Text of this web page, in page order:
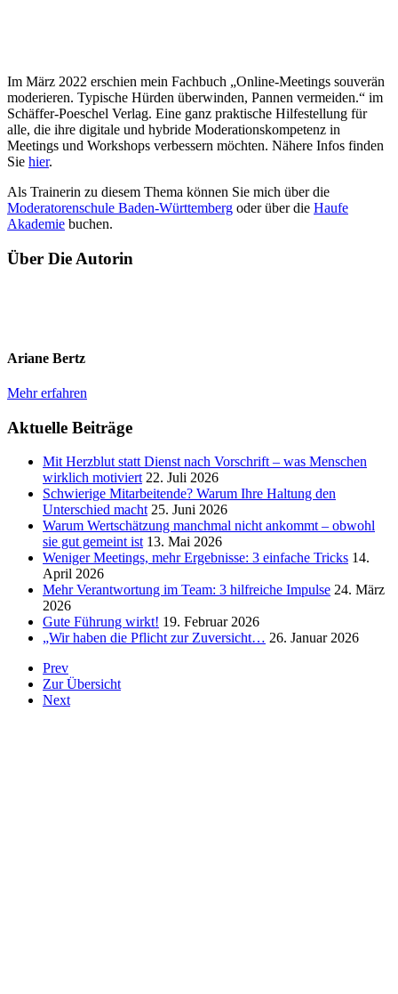
Im März 2022 erschien mein Fachbuch „Online-Meetings souverän
moderieren. Typische Hürden überwinden, Pannen vermeiden.“ im
Schäffer-Poeschel Verlag. Eine ganz praktische Hilfestellung für
alle, die ihre digitale und hybride Moderationskompetenz in
Meetings und Workshops verbessern möchten. Nähere Infos finden
Sie hier.
Als Trainerin zu diesem Thema können Sie mich über die
Moderatorenschule Baden-Württemberg oder über die Haufe
Akademie buchen.
Über Die Autorin
Ariane Bertz
Mehr erfahren
Aktuelle Beiträge
Mit Herzblut statt Dienst nach Vorschrift – was Menschen
wirklich motiviert 22. Juli 2026
Schwierige Mitarbeitende? Warum Ihre Haltung den
Unterschied macht 25. Juni 2026
Warum Wertschätzung manchmal nicht ankommt – obwohl
sie gut gemeint ist 13. Mai 2026
Weniger Meetings, mehr Ergebnisse: 3 einfache Tricks 14.
April 2026
Mehr Verantwortung im Team: 3 hilfreiche Impulse 24. März
2026
Gute Führung wirkt! 19. Februar 2026
„Wir haben die Pflicht zur Zuversicht… 26. Januar 2026
Prev
Zur Übersicht
Next